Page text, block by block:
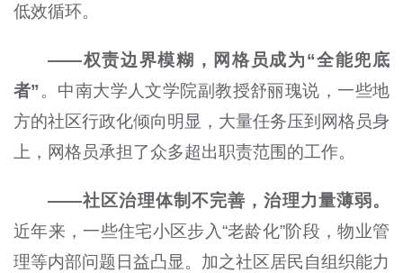
低效循环。
——权责边界模糊，网格员成为“全能兜底
者” 。中南大学人文学院副教授舒丽瑰说，一些地
方的社区行政化倾向明显，大量任务压到网格员身
上，网格员承担了众多超出职责范围的工作。
——社区治理体制不完善，治理力量薄弱。
近年来，一些住宅小区步入“老龄化”阶段，物业管
理等内部问题日益凸显。加之社区居民自组织能力